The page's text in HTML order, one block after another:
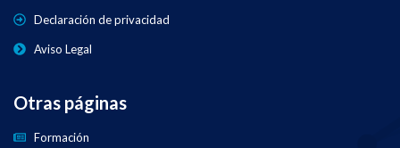
Declaración de privacidad
Aviso Legal
Otras páginas
Formación